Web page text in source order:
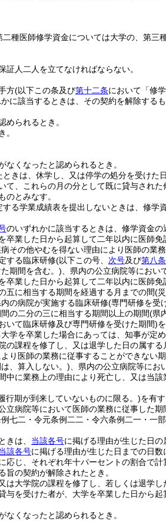
種医師修学資金については大学の、第
人二人を立てなければならない。
方(以下この条及び第十二条において「修
に該当するときは、その契約を解除するも
められるとき。
。
くなったと認められるとき。
きは、休学し、又は停学の処分を受け
て、これらの月の分として既に貸与され
のとみなす。
する学業成績表を提出しないときは、修学
のいずれかに該当するときは、修学資金の
卒業した日から起算して二年以内に医師
その他やむを得ない理由により医師の業
する臨床研修(以下この号、 次号及び第八条
期間を含む。) 、県内の公立病院等におい
卒業した日から起算して二年以内に医師
五に相当する期間を経過する月までの間(
の病院が実施する臨床研修(専門研修を受
の二分の三に相当する期間以上の期間(県
いて臨床研修及び専門研修を受けた期間)
学を卒業した場合にあっては、知事が定
の課程を修了し、又は退学した日の属す
り医師の業務に従事することができない
、算入しない。) 、県内の公立病院等にお
中に業務上の理由により死亡し、又は当
行期が到来していないものに限る。)を有す
病院等において医師の業務に従事した
七二・令元条例二二・令六条例二一・一
きは、 当該各号に掲げる理由が生じた日
該各号に掲げる理由が生じた日までの日
応じ、それぞれ年十パーセントの割合で計
の契約が解除されたとき。
大学院の課程を修了し、若しくは退学し
与を受けた者が、大学を卒業した日から
くなったと認められるとき。